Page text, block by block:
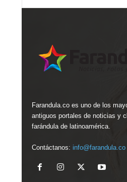
Farandula.co es uno de los
antiguos portales de noticias y
farándula de latinoamérica.
Contáctanos: info@farandula.co